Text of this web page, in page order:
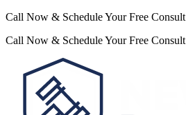
Call Now & Schedule Your Free Consult
Call Now & Schedule Your Free Consult